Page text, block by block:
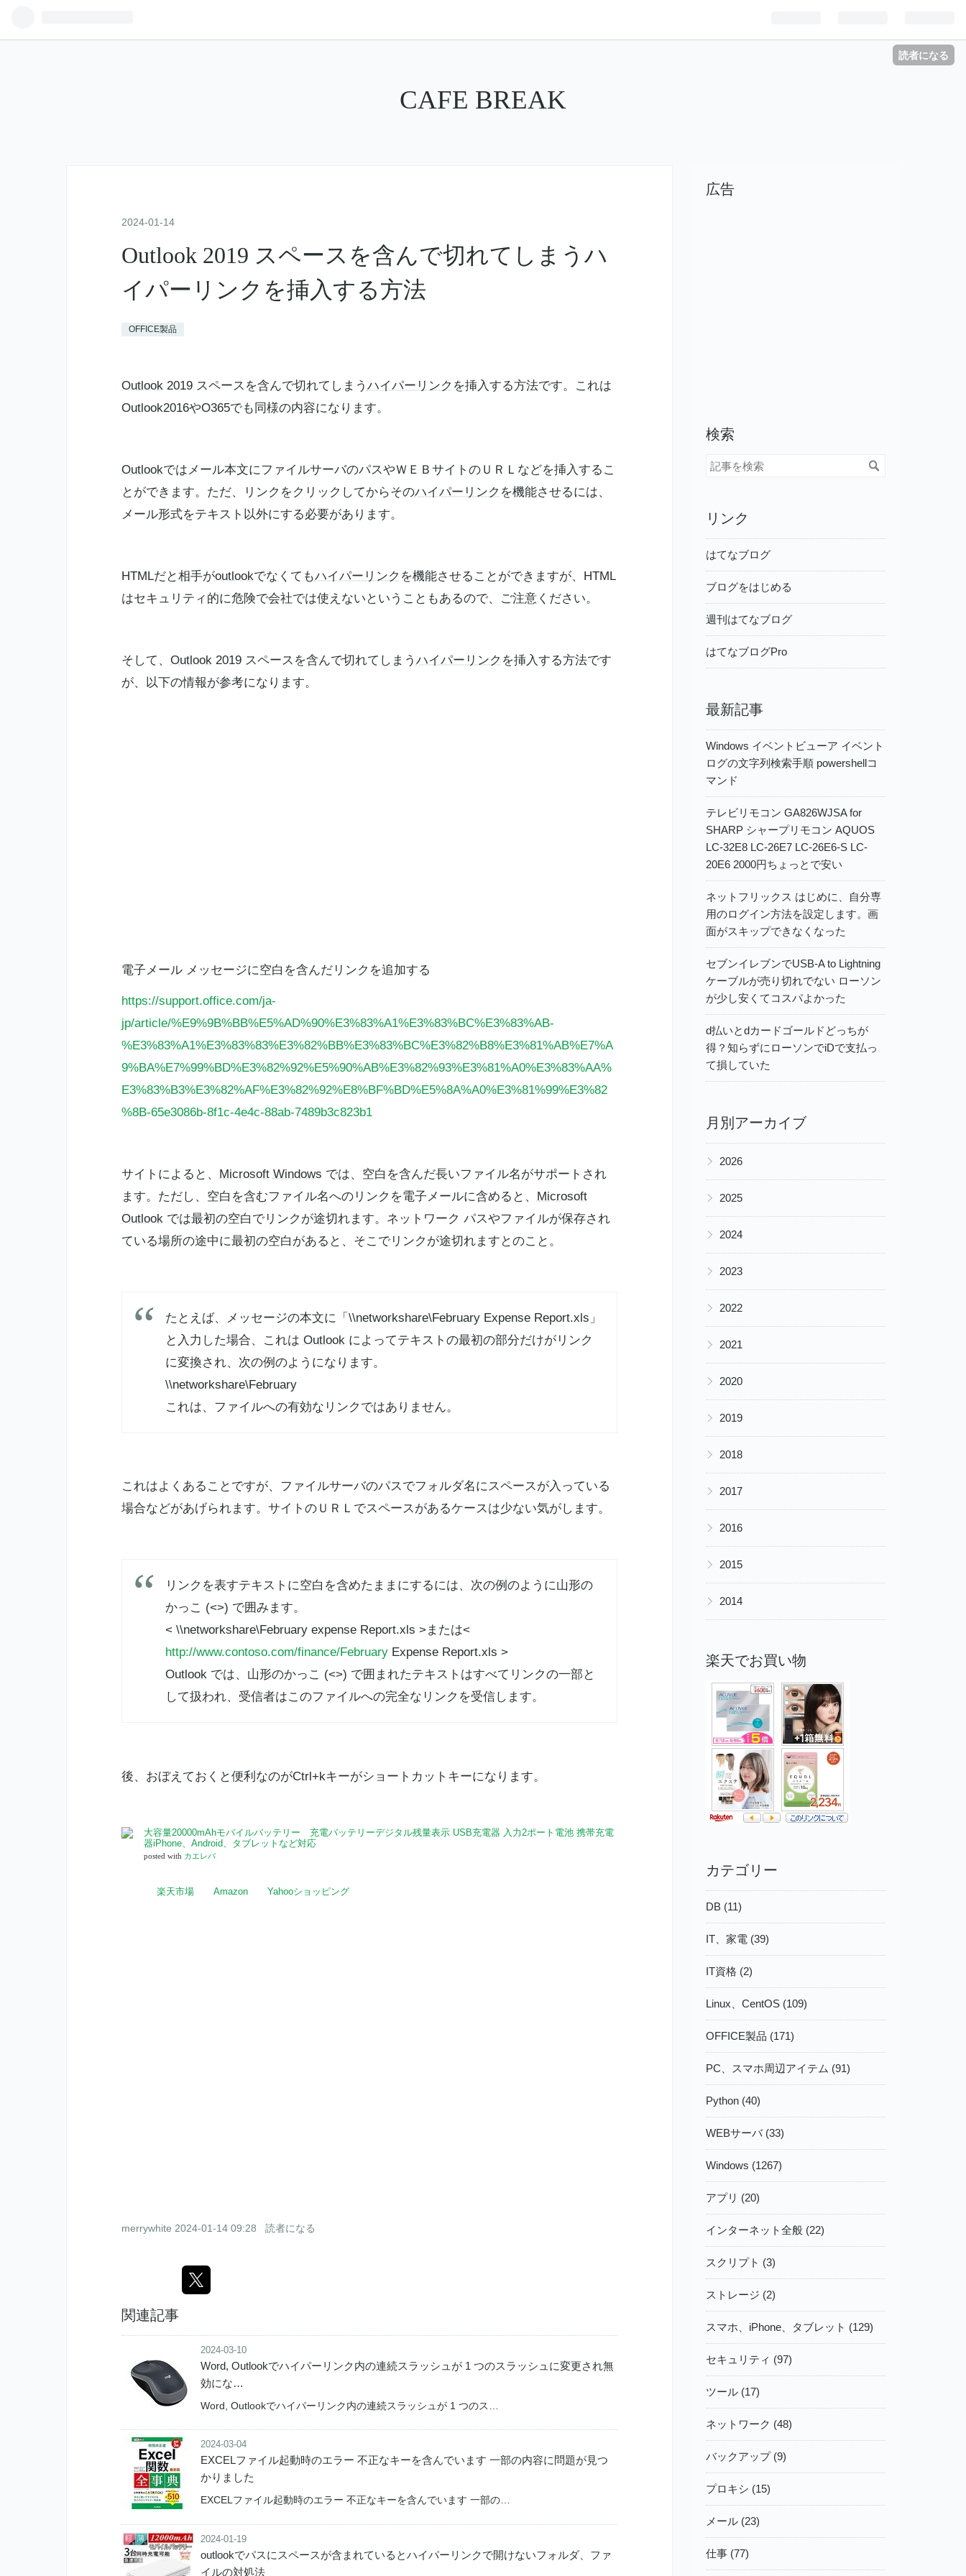
読者になる
CAFE BREAK
2024-01-14
Outlook 2019 スペースを含んで切れてしまうハ
イパーリンクを挿入する方法
OFFICE製品
Outlook2019 スペースを含んで切れてしまう ハイパーリンク を挿入する方法です。これは
Outlook2016やO365でも同様の内容になります。
Outlookではメール本文にファイルサーバのパスやＷＥＢサイトのＵＲＬなどを挿入するこ
とができます。ただ、リンクをクリックしてからそのハイパーリンク を機能させるには、
メール形式をテキスト以外にする必要があります。
HTMLだと相手がoutlookでなくてもハイパーリンク を機能させることができますが、HTML
はセキュリティ的に危険で会社では使えないということもあるので、ご注意ください。
そして、 Outlook 2019 スペースを含んで切れてしまう ハイパーリンク を挿入する方法です
が、以下の情報が参考になります。
電子メール メッセージに空白を含んだリンクを追加する
https://support.office.com/ja-
jp/article/%E9%9B%BB%E5%AD%90%E3%83%A1%E3%83%BC%E3%83%AB-
%E3%83%A1%E3%83%83%E3%82%BB%E3%83%BC%E3%82%B8%E3%81%AB%E7%A
9%BA%E7%99%BD%E3%82%92%E5%90%AB%E3%82%93%E3%81%A0%E3%83%AA%
E3%83%B3%E3%82%AF%E3%82%92%E8%BF%BD%E5%8A%A0%E3%81%99%E3%82
%8B-65e3086b-8f1c-4e4c-88ab-7489b3c823b1
サイトによると、 Microsoft Windows では、空白を含んだ長いファイル名がサポートされ
ます。ただし、空白を含むファイル名へのリンクを電子メールに含めると、 Microsoft
Outlook では最初の空白でリンクが途切れます。ネットワーク パスやファイルが保存され
ている場所の途中に最初の空白があると、そこでリンクが途切れますとのこと。
たとえば、メッセージの本文に「\\networkshare\February Expense Report.xls」
と入力した場合、これは Outlook によってテキストの最初の部分だけがリンク
に変換され、次の例のようになります。
\\networkshare\February
これは、ファイルへの有効なリンクではありません。
これはよくあることですが、ファイルサーバのパスでフォルダ名にスペースが入っている
場合などがあげられます。サイトのＵＲＬでスペースがあるケースは少ない気がします。
リンクを表すテキストに空白を含めたままにするには、次の例のように山形の
かっこ (<>) で囲みます。
< \\networkshare\February expense Report.xls >または<
http://www.contoso.com/finance/FebruaryExpense Report.xls >
Outlookでは、山形のかっこ (<>) で囲まれたテキストはすべてリンクの一部と
して扱われ、受信者はこのファイルへの完全なリンクを受信します。
後、おぼえておくと便利なのがCtrl+kキーがショートカットキーになります。
大容量20000mAhモバイルバッテリー 充電バッテリーデジタル残量表示 USB充電器 入力2ポート電池 携帯充電
器iPhone、Android、タブレットなど対応
posted with カエレバ
楽天市場 Amazon Yahooショッピング
merrywhite 2024-01-14 09:28 読者になる
関連記事
2024-03-10
Word, Outlookでハイパーリンク内の連続スラッシュが 1 つのスラッシュに変更され無
効にな…
Word, Outlookでハイパーリンク内の連続スラッシュが 1 つのス…
2024-03-04
EXCELファイル起動時のエラー 不正なキーを含んでいます 一部の内容に問題が見つ
かりました
EXCELファイル起動時のエラー 不正なキーを含んでいます 一部の…
2024-01-19
outlookでパスにスペースが含まれているとハイパーリンクで開けないフォルダ、ファ
イルの対処法
広告
検索
リンク
はてなブログ
ブログをはじめる
週刊はてなブログ
はてなブログPro
最新記事
Windows イベントビューア イベント
ログの文字列検索手順 powershellコ
マンド
テレビリモコン GA826WJSA for
SHARP シャープリモコン AQUOS
LC-32E8 LC-26E7 LC-26E6-S LC-
20E6 2000円ちょっとで安い
ネットフリックス はじめに、自分専
用のログイン方法を設定します。画
面がスキップできなくなった
セブンイレブンでUSB-A to Lightning
ケーブルが売り切れでない ローソン
が少し安くてコスパよかった
d払いとdカードゴールドどっちが
得？知らずにローソンでiDで支払っ
て損していた
月別アーカイブ
▶ 2026
▶ 2025
▶ 2024
▶ 2023
▶ 2022
▶ 2021
▶ 2020
▶ 2019
▶ 2018
▶ 2017
▶ 2016
▶ 2015
▶ 2014
楽天でお買い物
カテゴリー
DB (11)
IT、家電 (39)
IT資格 (2)
Linux、CentOS (109)
OFFICE製品 (171)
PC、スマホ周辺アイテム (91)
Python (40)
WEBサーバ (33)
Windows (1267)
アプリ (20)
インターネット全般 (22)
スクリプト (3)
ストレージ (2)
スマホ、iPhone、タブレット (129)
セキュリティ (97)
ツール (17)
ネットワーク (48)
バックアップ (9)
プロキシ (15)
メール (23)
仕事 (77)